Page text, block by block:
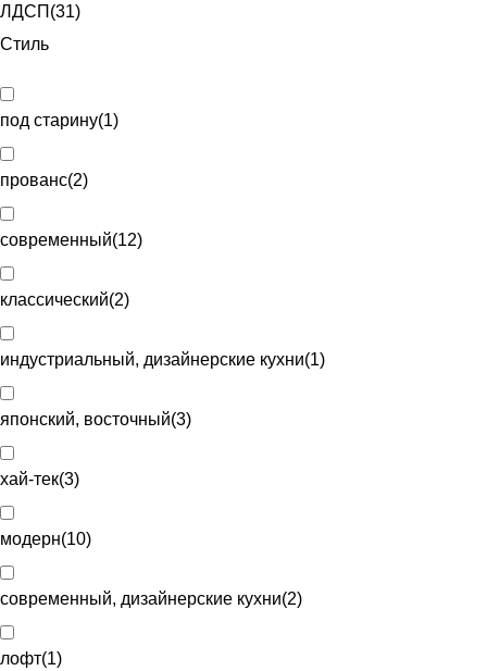
ЛДСП (31)
Стиль
под старину(1)
прованс(2)
современный(12)
классический(2)
индустриальный, дизайнерские кухни(1)
японский, восточный(3)
хай-тек(3)
модерн(10)
современный, дизайнерские кухни(2)
лофт(1)